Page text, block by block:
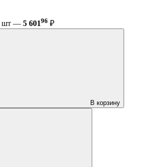
шт — 5 60196 ₽
В корзину